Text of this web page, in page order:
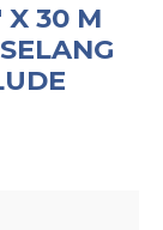
X 30 M